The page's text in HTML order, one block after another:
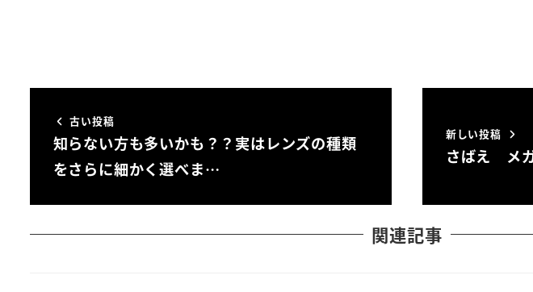
古い投稿
知らない方も多いかも？？実はレンズの種類
をさらに細かく選べま…
新しい投稿
さばえ メ
関連記事